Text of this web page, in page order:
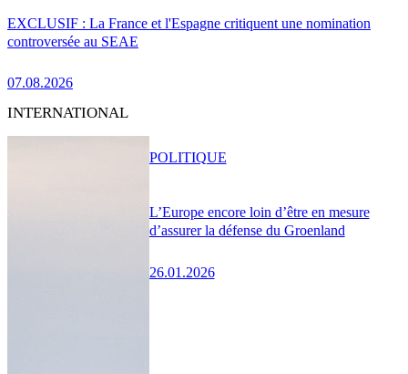
EXCLUSIF : La France et l'Espagne critiquent une nomination
controversée au SEAE
07.08.2026
INTERNATIONAL
L’Europe encore loin d’être en mesure
d’assurer la défense du Groenland
26.01.2026
POLITIQUE